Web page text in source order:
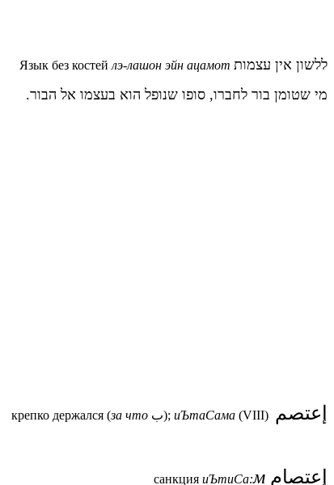
Язык без костей лэ-лашон эйн ацамот ללשון אין עצמות
מי שטומן בור לחברו, סופו שנופל הוא בעצמו אל הבור.
крепко держался (за что ب); иЪтаСама (VIII) إعتصم
санкция иЪтиСа:м إعتصام